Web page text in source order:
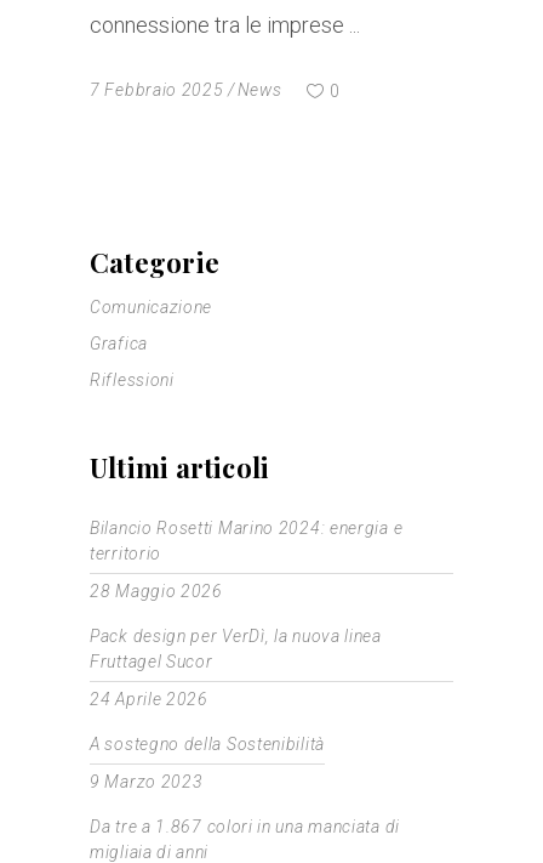
connessione tra le imprese
7 Febbraio 2025 News 0
Categorie
Comunicazione
Grafica
Riflessioni
Ultimi articoli
Bilancio Rosetti Marino 2024: energia e
territorio
28 Maggio 2026
Pack design per VerDì, la nuova linea
Fruttagel Sucor
24 Aprile 2026
A sostegno della Sostenibilità
9 Marzo 2023
Da tre a 1.867 colori in una manciata di
migliaia di anni